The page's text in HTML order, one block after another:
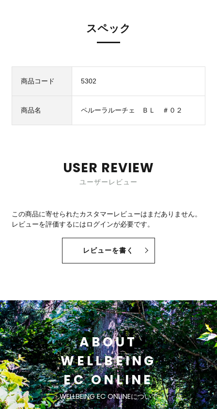
スペック
商品コード 5302
商品名 ペルーラルーチェ ＢＬ ＃０２
USER REVIEW
ユーザーレビュー
この商品に寄せられたカスタマーレビューはまだありません。
レビューを評価するにはログインが必要です。
レビューを書く
ABOUT
WELLBEING
EC ONLINE
WELLBEING EC ONLINEについて